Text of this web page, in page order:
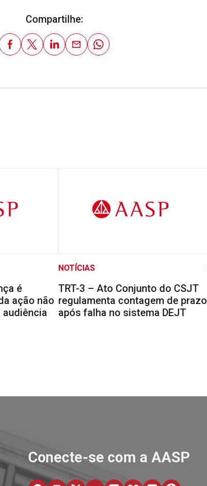
Compartilhe:
é
ação não
NOTÍCIAS
TRT-3 – Ato Conjunto do CSJT
regulamenta contagem de prazo
após falha no sistema DEJT
Conecte-se com a AASP